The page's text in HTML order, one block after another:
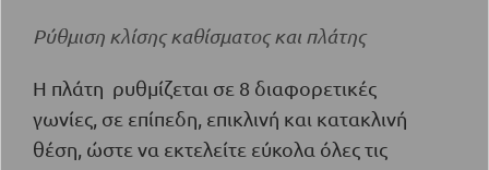
Ρύθμιση κλίσης καθίσματος και πλάτης
Η πλάτη ρυθμίζεται σε 8 διαφορετικές
γωνίες, σε επίπεδη, επικλινή και κατακλινή
θέση, ώστε να εκτελείτε εύκολα όλες τις